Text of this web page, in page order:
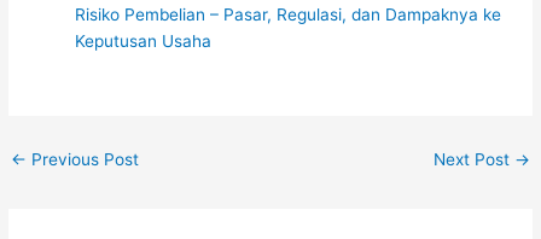
Risiko Pembelian – Pasar, Regulasi, dan Dampaknya ke
Keputusan Usaha
← Previous Post Next Post →